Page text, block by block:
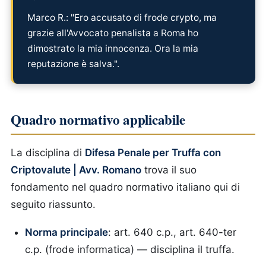
Marco R.: "Ero accusato di frode crypto, ma
grazie all'Avvocato penalista a Roma ho
dimostrato la mia innocenza. Ora la mia
reputazione è salva.".
Quadro normativo applicabile
La disciplina di Difesa Penale per Truffa con
Criptovalute | Avv. Romano trova il suo
fondamento nel quadro normativo italiano qui di
seguito riassunto.
Norma principale: art. 640 c.p., art. 640-ter
c.p. (frode informatica) — disciplina il truffa.